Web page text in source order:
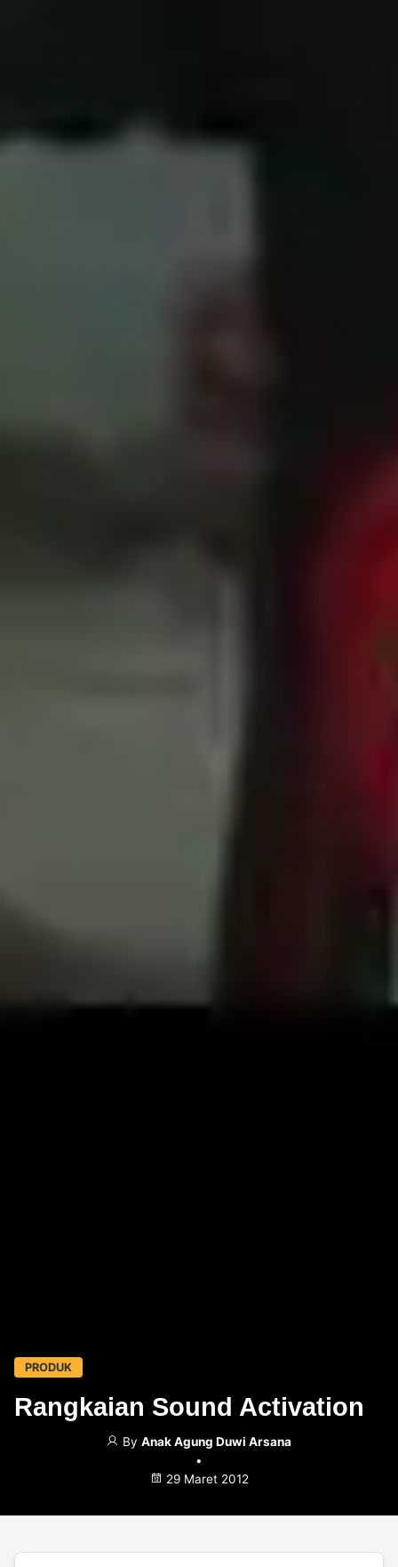
PRODUK
Rangkaian Sound Activation
By Anak Agung Duwi Arsana
•
29 Maret 2012